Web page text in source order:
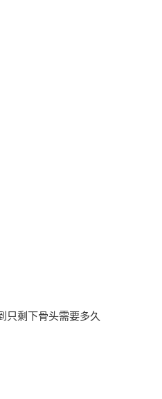
只剩下骨头需要多久